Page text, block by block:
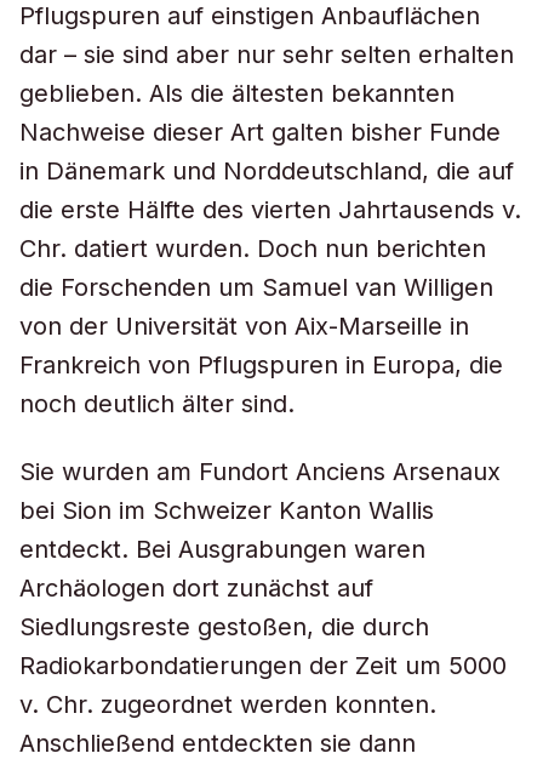
Pflugspuren auf einstigen Anbauflächen
dar – sie sind aber nur sehr selten erhalten
geblieben. Als die ältesten bekannten
Nachweise dieser Art galten bisher Funde
in Dänemark und Norddeutschland, die auf
die erste Hälfte des vierten Jahrtausends v.
Chr. datiert wurden. Doch nun berichten
die Forschenden um Samuel van Willigen
von der Universität von Aix-Marseille in
Frankreich von Pflugspuren in Europa, die
noch deutlich älter sind.
Sie wurden am Fundort Anciens Arsenaux
bei Sion im Schweizer Kanton Wallis
entdeckt. Bei Ausgrabungen waren
Archäologen dort zunächst auf
Siedlungsreste gestoßen, die durch
Radiokarbondatierungen der Zeit um 5000
v. Chr. zugeordnet werden konnten.
Anschließend entdeckten sie dann